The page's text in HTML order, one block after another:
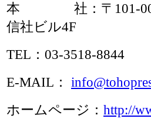
本 社：〒101-0054
信社ビル4F
TEL：03-3518-8844
E-MAIL：
ホームページ： http://